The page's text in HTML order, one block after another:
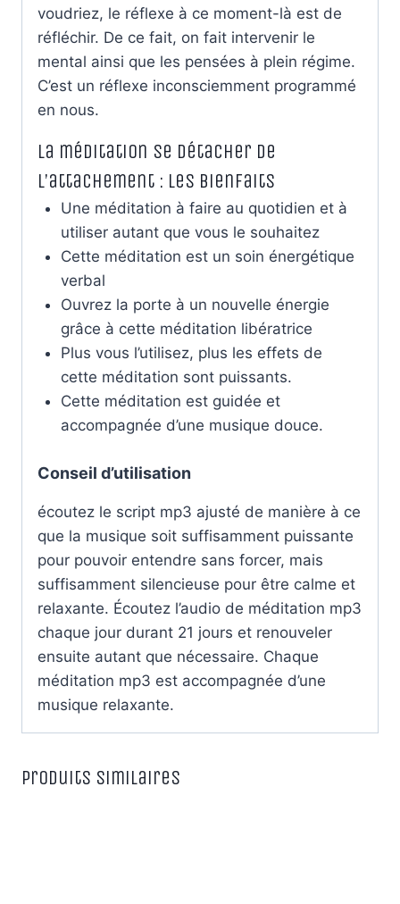
voudriez, le réflexe à ce moment-là est de
réfléchir. De ce fait, on fait intervenir le
mental ainsi que les pensées à plein régime.
C’est un réflexe inconsciemment programmé
en nous.
La méditation Se détacher de
l’attachement : les bienfaits
Une méditation à faire au quotidien et à
utiliser autant que vous le souhaitez
Cette méditation est un soin énergétique
verbal
Ouvrez la porte à un nouvelle énergie
grâce à cette méditation libératrice
Plus vous l’utilisez, plus les effets de
cette méditation sont puissants.
Cette méditation est guidée et
accompagnée d’une musique douce.
Conseil d’utilisation
écoutez le script mp3 ajusté de manière à ce
que la musique soit suffisamment puissante
pour pouvoir entendre sans forcer, mais
suffisamment silencieuse pour être calme et
relaxante. Écoutez l’audio de méditation mp3
chaque jour durant 21 jours et renouveler
ensuite autant que nécessaire. Chaque
méditation mp3 est accompagnée d’une
musique relaxante.
Produits similaires